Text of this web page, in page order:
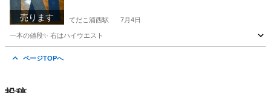
売ります てだこ浦西駅 7月4日
一本の値段✨️ 右はハイウエスト
ページTOPへ